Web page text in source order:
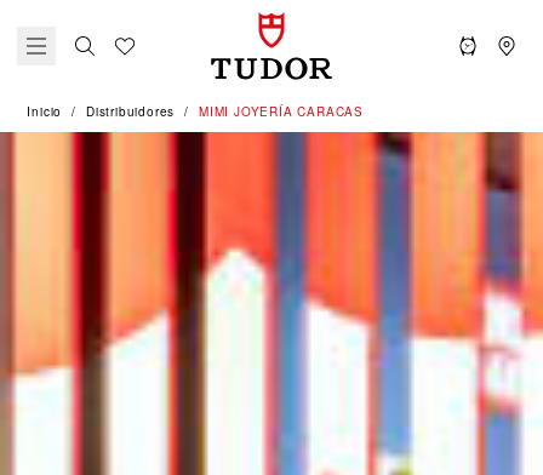
Inicio Distribuidores ‭MIMI JOYERÍA CARACAS‬